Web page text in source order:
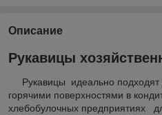
Описание
Рукавицы
Рукавицы идеально подходят
горячими поверхностями в
хлебобулочных предприятиях